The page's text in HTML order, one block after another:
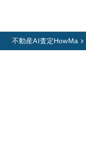
不動産AI査定HowMa